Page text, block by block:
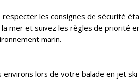
les consignes de sécurité
mer et suivez les règles de priorité
marin.
environs lors de votre balade en jet